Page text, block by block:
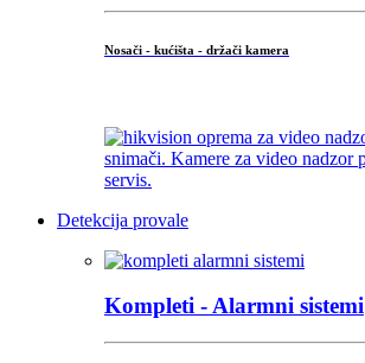
Nosači - kućišta - držači kamera
Detekcija provale
Kompleti - Alarmni sistemi